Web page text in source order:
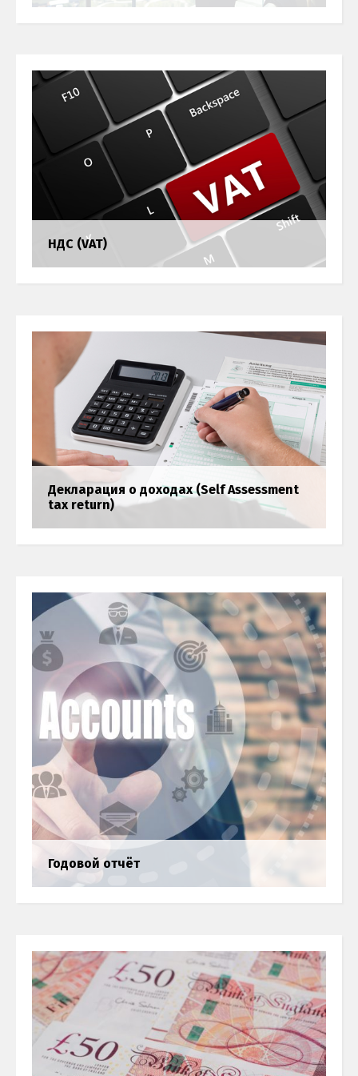
Обcлуживание частных компаний
НДС (VAT)
Декларация о доходах (Self Assessment
tax return)
Декларация о доходах (Self
Assessment tax return)
Бухгалтерия
Годовой отчёт